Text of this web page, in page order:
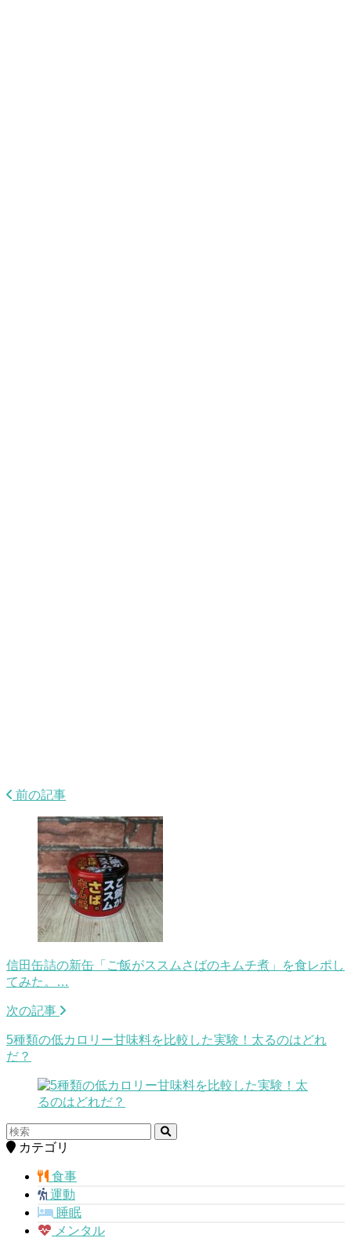
前の記事
信田缶詰の新缶「ご飯がススムさばのキムチ煮」を食レポし
てみた。…
次の記事
5種類の低カロリー甘味料を比較した実験！太るのはどれ
だ？
カテゴリ
食事
運動
睡眠
メンタル